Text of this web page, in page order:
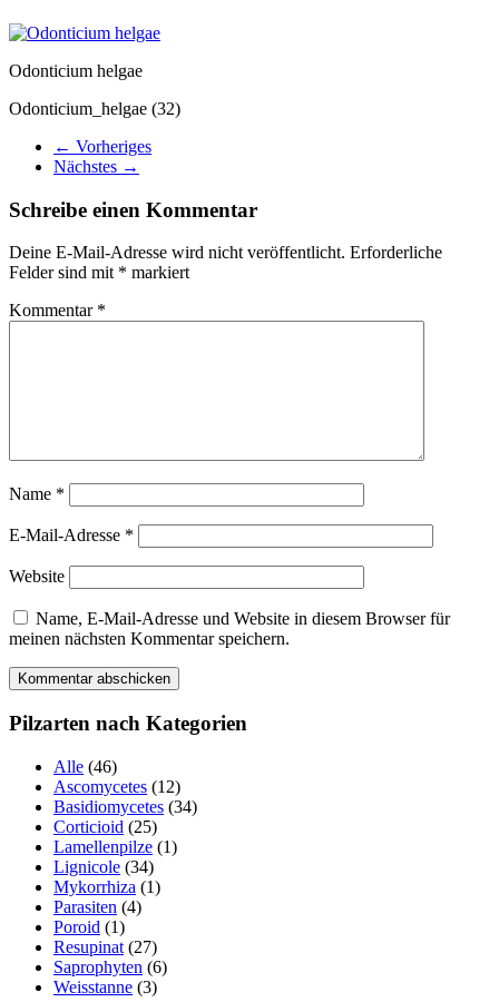
Odonticium helgae
Odonticium_helgae (32)
← Vorheriges
Nächstes →
Schreibe einen Kommentar
Deine E-Mail-Adresse wird nicht veröffentlicht. Erforderliche
Felder sind mit * markiert
Kommentar *
Name *
E-Mail-Adresse *
Website
Name, E-Mail-Adresse und Website in diesem Browser für
meinen nächsten Kommentar speichern.
Pilzarten nach Kategorien
Alle (46)
Ascomycetes (12)
Basidiomycetes (34)
Corticioid (25)
Lamellenpilze (1)
Lignicole (34)
Mykorrhiza (1)
Parasiten (4)
Poroid (1)
Resupinat (27)
Saprophyten (6)
Weisstanne (3)